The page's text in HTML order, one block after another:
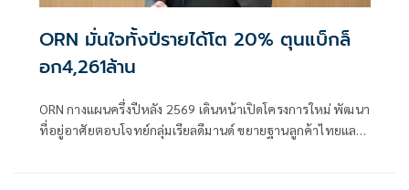
ORN มั่นใจทั้งปีรายได้โต 20% ตุนแบ็กล็
อก4,261ล้าน
ORN กางแผนครึ่งปีหลัง 2569 เดินหน้าเปิดโครงการใหม่ พัฒนา
ที่อยู่อาศัยตอบโจทย์กลุ่มเรียลดีมานด์ ขยายฐานลูกค้าไทยและ